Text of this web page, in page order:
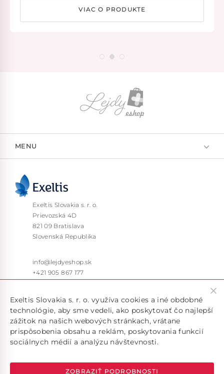
VIAC O PRODUKTE
MENU
Exeltis Slovakia s. r. o.
Prievozská 4D
821 09 Bratislava
Slovenská Republika
info@lejdyeshop.sk
+421 905 867 177
do inej krajiny, kontaktujte nás na emailovej adrese
info@lejdyeshop.sk
Exeltis Slovakia s. r. o. využíva cookies a iné obdobné
technológie, aby sme vedeli, ako poskytovať čo najlepší
zážitok na našich webových stránkach, vrátane
prispôsobenia obsahu a reklám, poskytovania funkcií
sociálnych médií a analýzu návštevnosti.
ZOBRAZIŤ PODROBNOSTI